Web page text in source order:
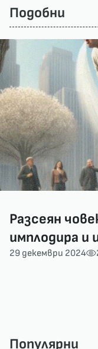
Подобни
Разсеян
имплодира и
29 декември 2024
Популярни